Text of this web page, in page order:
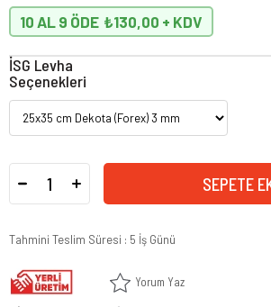
10 AL 9 ÖDE ₺130,00
İSG Levha
Seçenekleri
Tahmini Teslim Süresi : 5 İş Günü
Yorum Yaz